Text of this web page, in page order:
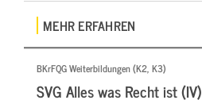
MEHR ERFAHREN
BKrFQG Weiterbildungen (K2, K3)
SVG Alles was Recht ist (IV)